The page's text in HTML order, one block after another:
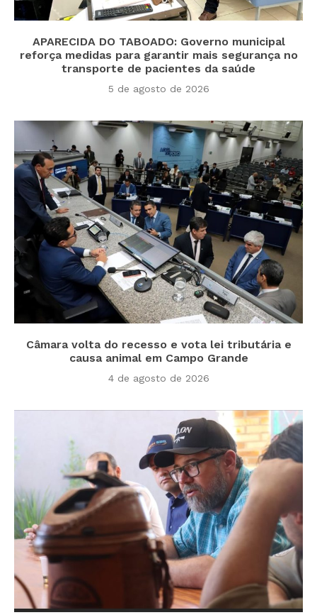
APARECIDA DO TABOADO: Governo municipal
reforça medidas para garantir mais segurança no
transporte de pacientes da saúde
5 de agosto de 2026
Câmara volta do recesso e vota lei tributária e
causa animal em Campo Grande
4 de agosto de 2026